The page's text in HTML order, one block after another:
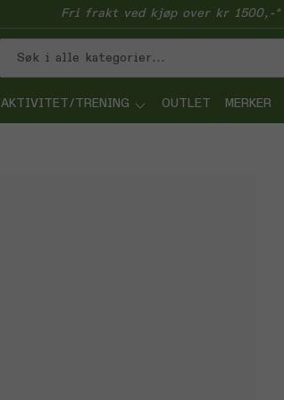
Fri frakt ved kjøp over kr 1500,-*
AKTIVITET/TRENING OUTLET MERKER